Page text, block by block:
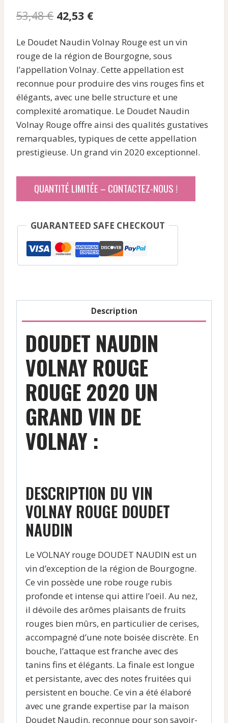
53,48€ Le
initial
était :
53,48 €.
42,53 €Le
actuel
est :
42,53 €.
Le Doudet Naudin Volnay Rouge est un vin
rouge de la région de Bourgogne, sous
l’appellation Volnay. Cette appellation est
reconnue pour produire des vins rouges fins et
élégants, avec une belle structure et une
complexité aromatique. Le Doudet Naudin
Volnay Rouge offre ainsi des qualités gustatives
remarquables, typiques de cette appellation
prestigieuse. Un grand vin 2020 exceptionnel.
QUANTITÉ LIMITÉE – CONTACTEZ-NOUS !
GUARANTEED SAFE CHECKOUT
Description
DOUDET NAUDIN
VOLNAY ROUGE
ROUGE 2020 UN
GRAND VIN DE
VOLNAY :
DESCRIPTION DU VIN
VOLNAY ROUGE DOUDET
NAUDIN
Le VOLNAY rouge DOUDET NAUDIN est un
vin d’exception de la région de Bourgogne.
Ce vin possède une robe rouge rubis
profonde et intense qui attire l’oeil. Au nez,
il dévoile des arômes plaisants de fruits
rouges bien mûrs, en particulier de cerises,
accompagné d’une note boisée discrète. En
bouche, l’attaque est franche avec des
tanins fins et élégants. La finale est longue
et persistante, avec des notes fruitées qui
persistent en bouche. Ce vin a été élaboré
avec une grande expertise par la maison
Doudet Naudin, reconnue pour son savoir-